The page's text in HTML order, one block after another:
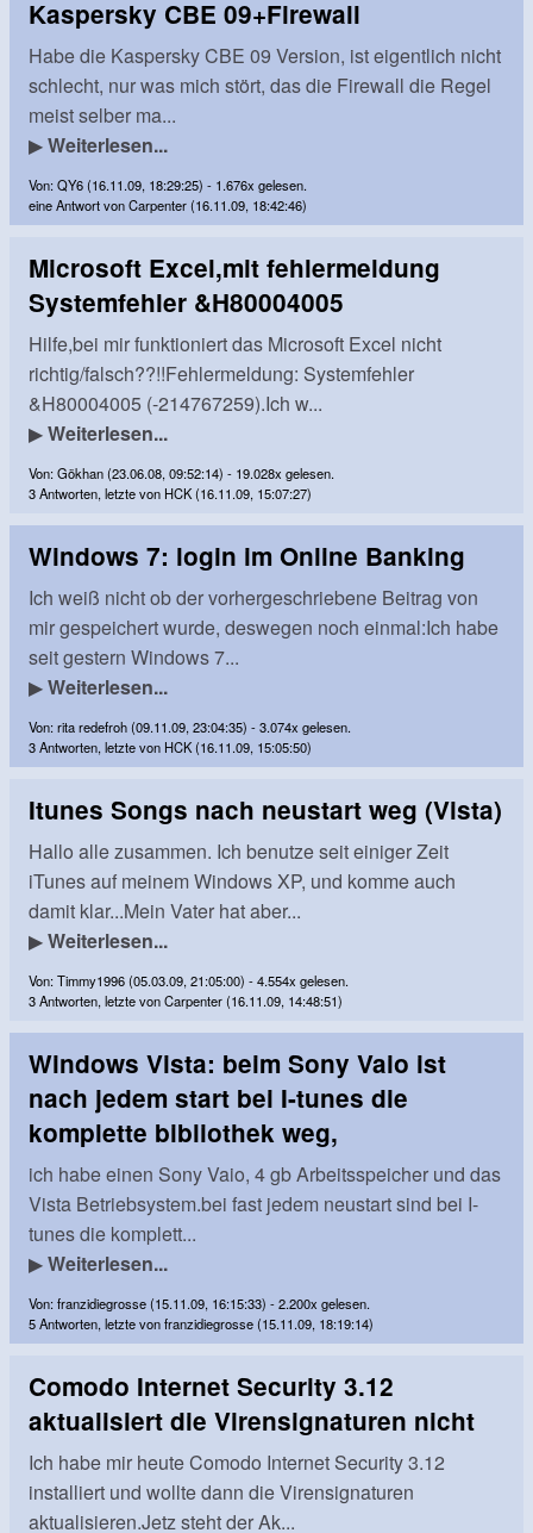
Kaspersky CBE 09+Firewall
Habe die Kaspersky CBE 09 Version, ist eigentlich nicht
schlecht, nur was mich stört, das die Firewall die Regel
meist selber ma...
▶Weiterlesen...
Von: QY6 (16.11.09, 18:29:25) - 1.676x gelesen.
eine Antwort von Carpenter (16.11.09, 18:42:46)
Microsoft Excel,mit fehlermeldung
Systemfehler &H80004005
Hilfe,bei mir funktioniert das Microsoft Excel nicht
richtig/falsch??!!Fehlermeldung: Systemfehler
&H80004005 (-214767259).Ich w...
▶Weiterlesen...
Von: Gökhan (23.06.08, 09:52:14) - 19.028x gelesen.
3 Antworten, letzte von HCK (16.11.09, 15:07:27)
Windows 7: login im Online Banking
Ich weiß nicht ob der vorhergeschriebene Beitrag von
mir gespeichert wurde, deswegen noch einmal:Ich habe
seit gestern Windows 7...
▶Weiterlesen...
Von: rita redefroh (09.11.09, 23:04:35) - 3.074x gelesen.
3 Antworten, letzte von HCK (16.11.09, 15:05:50)
Itunes Songs nach neustart weg (Vista)
Hallo alle zusammen. Ich benutze seit einiger Zeit
iTunes auf meinem Windows XP, und komme auch
damit klar...Mein Vater hat aber...
▶Weiterlesen...
Von: Timmy1996 (05.03.09, 21:05:00) - 4.554x gelesen.
3 Antworten, letzte von Carpenter (16.11.09, 14:48:51)
Windows Vista: beim Sony Vaio ist
nach jedem start bei I-tunes die
komplette bibliothek weg,
ich habe einen Sony Vaio, 4 gb Arbeitsspeicher und das
Vista Betriebsystem.bei fast jedem neustart sind bei I-
tunes die komplett...
▶Weiterlesen...
Von: franzidiegrosse (15.11.09, 16:15:33) - 2.200x gelesen.
5 Antworten, letzte von franzidiegrosse (15.11.09, 18:19:14)
Comodo Internet Security 3.12
aktualisiert die Virensignaturen nicht
Ich habe mir heute Comodo Internet Security 3.12
installiert und wollte dann die Virensignaturen
aktualisieren.Jetz steht der Ak...